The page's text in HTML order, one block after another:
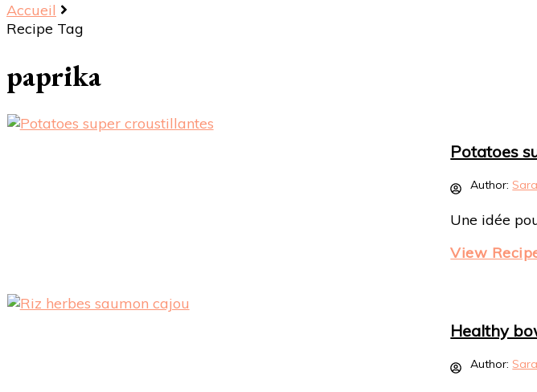
Accueil
Recipe Tag
paprika
Potatoes
Author:
Une idée
View
Healthy
Author: